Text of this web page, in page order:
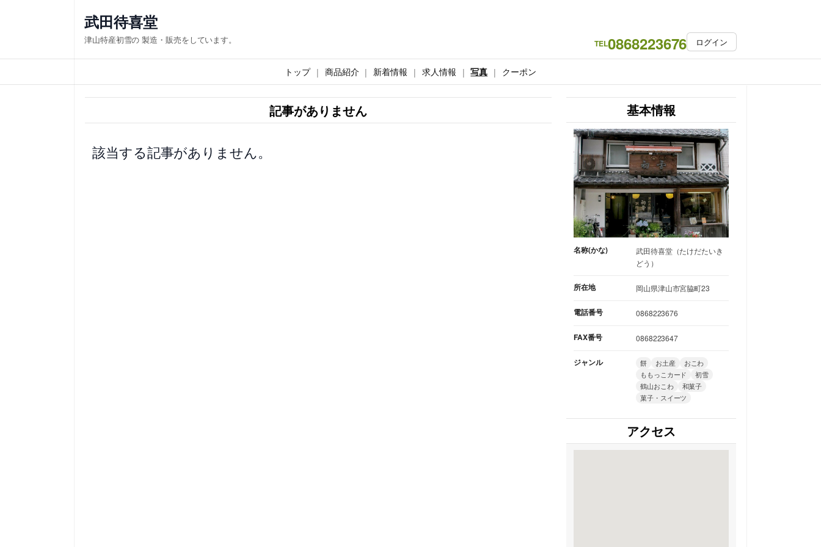
ス
キ
武田待喜堂
津山特産初雪の 製造・販売をしています。 TEL0868223676 ログイン
トップ 商品紹介 新着情報 求人情報 写真 クーポン
記事がありません
該当する記事がありません。
基本情報
名称(かな)
武田待喜堂（たけだたいき
どう）
所在地 岡山県津山市宮脇町23
電話番号 0868223676
FAX番号 0868223647
ジャンル 餅 お土産
おこわ
ももっこカード
初雪
鶴山おこわ
和菓子
菓子・スイーツ
アクセス